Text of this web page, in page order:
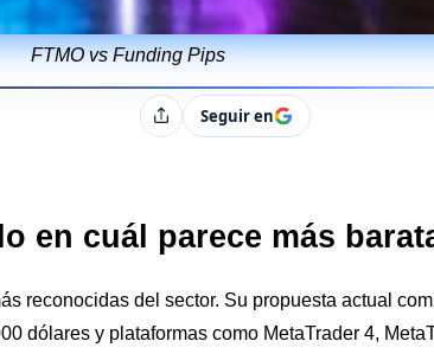
FTMO vs Funding Pips
CompartirSeguir en
en cuál parece más
reconocidas del sector. Su propuesta actual
dólares y plataformas como MetaTrader 4,